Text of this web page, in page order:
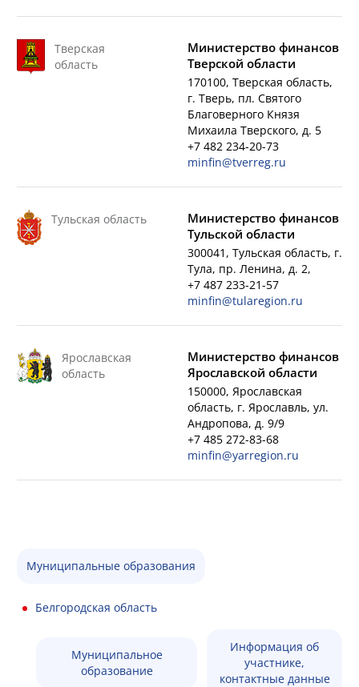
Тверская
область
Министерство финансов
Тверской области
170100, Тверская область,
г. Тверь, пл. Святого
Благоверного Князя
Михаила Тверского, д. 5
+7 482 234-20-73
minfin@tverreg.ru
Тульская область
Министерство финансов
Тульской области
300041, Тульская область, г.
Тула, пр. Ленина, д. 2,
+7 487 233-21-57
minfin@tularegion.ru
Ярославская
область
Министерство финансов
Ярославской области
150000, Ярославская
область, г. Ярославль, ул.
Андропова, д. 9/9
+7 485 272-83-68
minfin@yarregion.ru
Муниципальные образования
Белгородская область
Муниципальное
образование
Информация об
участнике,
контактные данные